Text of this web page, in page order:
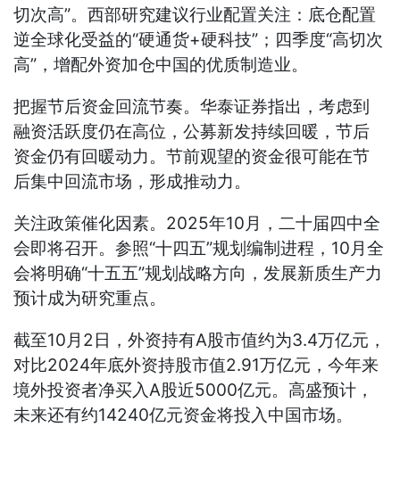
切次高”。西部研究建议行业配置关注：底仓配置
逆全球化受益的“硬通货+硬科技”；四季度“高切次
高”，增配外资加仓中国的优质制造业。
把握节后资金回流节奏。华泰证券指出，考虑到
融资活跃度仍在高位，公募新发持续回暖，节后
资金仍有回暖动力。节前观望的资金很可能在节
后集中回流市场，形成推动力。
关注政策催化因素。2025年10月，二十届四中全
会即将召开。参照“十四五”规划编制进程，10月全
会将明确“十五五”规划战略方向，发展新质生产力
预计成为研究重点。
截至10月2日，外资持有A股市值约为3.4万亿元，
对比2024年底外资持股市值2.91万亿元，今年来
境外投资者净买入A股近5000亿元。高盛预计，
未来还有约14240亿元资金将投入中国市场。